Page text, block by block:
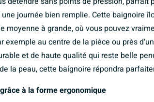
journée bien remplie. Cette baignoire
moyenne à grande, où vous pouvez
exemple au centre de la pièce ou près
et de haute qualité qui reste belle
la peau, cette baignoire répondra
à la forme ergonomique